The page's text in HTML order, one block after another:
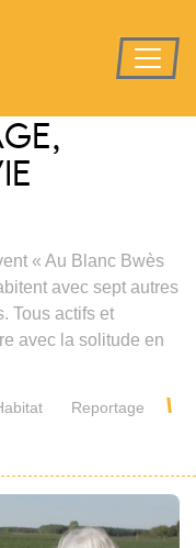
« Au Blanc Bwès
avec sept autres
Tous actifs et
avec la solitude en
Reportage